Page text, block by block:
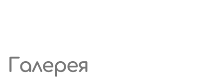
Галерея